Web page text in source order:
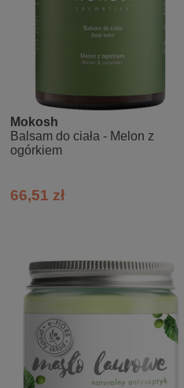
Mokosh
Balsam do ciała - Melon z
ogórkiem
66,51 zł